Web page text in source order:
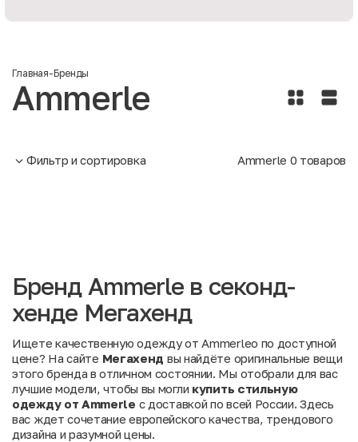
Главная-Бренды
Ammerle
Фильтр и сортировка Ammerle 0 товаров
Бренд Ammerle в секонд-
хенде Мегахенд
Ищете качественную одежду от Ammerleо по доступной
цене? На сайте Мегахенд вы найдёте оригинальные вещи
этого бренда в отличном состоянии. Мы отобрали для вас
лучшие модели, чтобы вы могли купить стильную
одежду от Ammerle с доставкой по всей России. Здесь
вас ждет сочетание европейского качества, трендового
дизайна и разумной цены.